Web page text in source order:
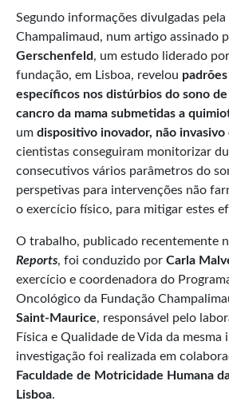
Segundo informações divulgadas pela
Champalimaud, num artigo assinado
Gerschenfeld, um estudo liderado
fundação, em Lisboa, revelou
específicos nos distúrbios do sono
cancro da mama submetidas a
um dispositivo inovador, não invasivo
cientistas conseguiram monitorizar
consecutivos vários parâmetros do
perspetivas para intervenções não
o exercício físico, para mitigar estes
O trabalho, publicado recentemente
Reports, foi conduzido por Carla
exercício e coordenadora do
Oncológico da Fundação
Saint-Maurice, responsável pelo
Física e Qualidade de Vida da mesma
investigação foi realizada em
Faculdade de Motricidade Humana
Lisboa.